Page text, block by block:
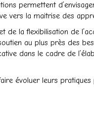
permettent
vers la maitrise des
de la flexibilisation de
au plus près des
dans le cadre de
évoluer leurs